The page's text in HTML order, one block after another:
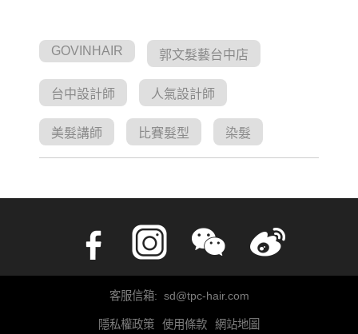
GOVINHAIR 郭文髮藝台中店
台中設計師 人氣設計師
美髮講師 比賽髮型 染髮
客服信箱: sd@tpc-hair.com
隱私權政策 使用條款 網站地圖